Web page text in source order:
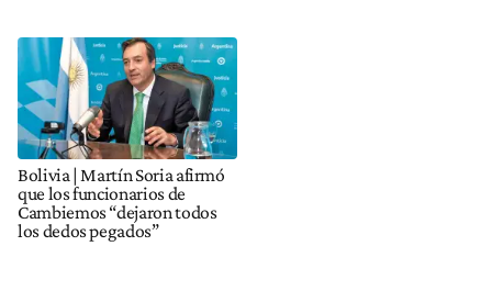
Bolivia | Martín Soria afirmó
que los funcionarios de
Cambiemos “dejaron todos
los dedos pegados”